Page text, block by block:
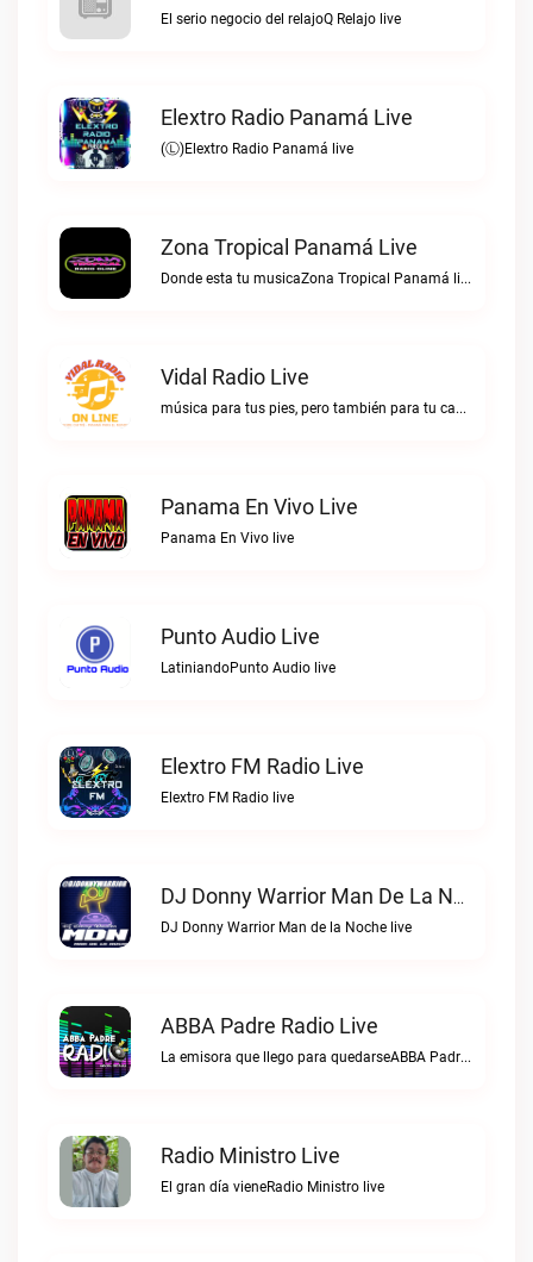
El serio negocio del relajoQ Relajo live
Elextro Radio Panamá Live
(Ⓛ)Elextro Radio Panamá live
Zona Tropical Panamá Live
Donde esta tu musicaZona Tropical Panamá live
Vidal Radio Live
música para tus pies, pero también para tu cabezaVidal Radio live
Panama En Vivo Live
Panama En Vivo live
Punto Audio Live
LatiniandoPunto Audio live
Elextro FM Radio Live
Elextro FM Radio live
DJ Donny Warrior Man De La Noche Live
DJ Donny Warrior Man de la Noche live
ABBA Padre Radio Live
La emisora que llego para quedarseABBA Padre Radio live
Radio Ministro Live
El gran día vieneRadio Ministro live